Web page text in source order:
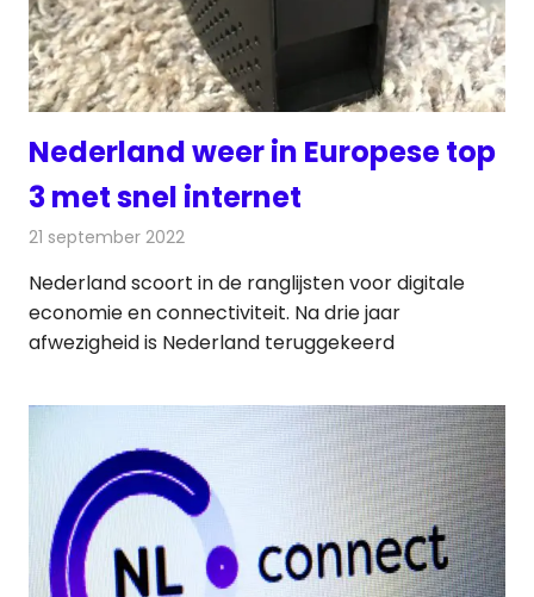
Nederland weer in Europese top
3 met snel internet
21 september 2022
Nederland scoort in de ranglijsten voor digitale
economie en connectiviteit. Na drie jaar
afwezigheid is Nederland teruggekeerd